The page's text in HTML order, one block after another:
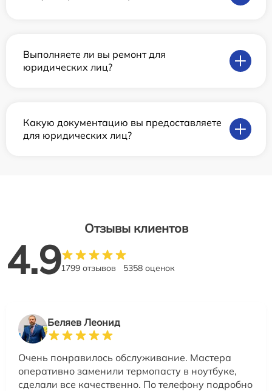
Выполняете ли вы ремонт для
юридических лиц?
Какую документацию вы предоставляете
для юридических лиц?
Отзывы клиентов
4.91799 отзывов 5358 оценок
Беляев Леонид
Очень понравилось обслуживание. Мастера
оперативно заменили термопасту в ноутбуке,
сделали все качественно. По телефону подробно